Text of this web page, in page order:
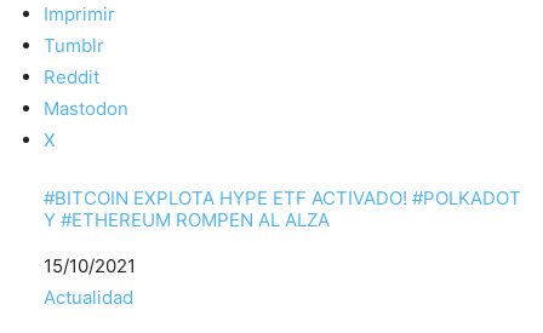
Imprimir
Tumblr
Reddit
Mastodon
X
#BITCOIN EXPLOTA HYPE ETF ACTIVADO! #POLKADOT
Y #ETHEREUM ROMPEN AL ALZA
Fecha
15/10/2021
Respecto a
Actualidad